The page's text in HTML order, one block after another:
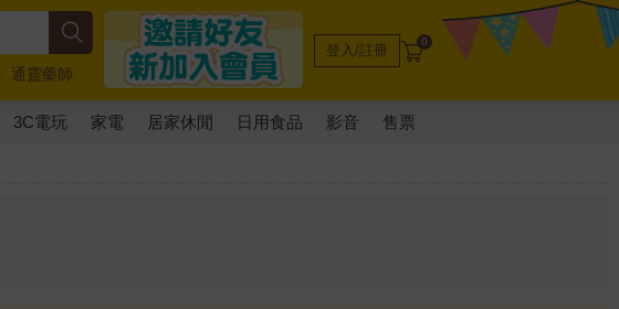
通靈藥師
登入/註冊 0
3C電玩 家電 居家休閒 日用食品 影音 售票